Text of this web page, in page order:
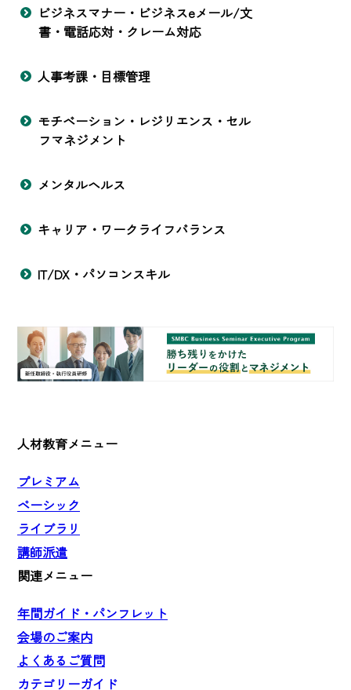
ビジネスマナー・ビジネスeメール/文
書・電話応対・クレーム対応
人事考課・目標管理
モチベーション・レジリエンス・セル
フマネジメント
メンタルヘルス
キャリア・ワークライフバランス
IT/DX・パソコンスキル
人材教育メニュー
プレミアム
ベーシック
ライブラリ
講師派遣
関連メニュー
年間ガイド・パンフレット
会場のご案内
よくあるご質問
カテゴリーガイド